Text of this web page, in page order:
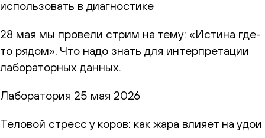
использовать в диагностике
28 мая мы провели стрим на тему: «Истина где-
то рядом». Что надо знать для интерпретации
лабораторных данных.
Лаборатория 25 мая 2026
Теловой стресс у коров: как жара влияет на удои